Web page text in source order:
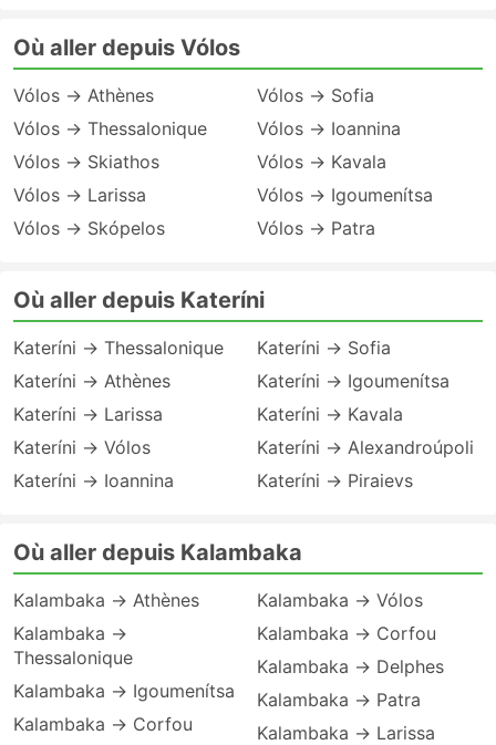
Où aller depuis Vólos
Vólos → Athènes
Vólos → Thessalonique
Vólos → Skiathos
Vólos → Larissa
Vólos → Skópelos
Vólos → Sofia
Vólos → Ioannina
Vólos → Kavala
Vólos → Igoumenítsa
Vólos → Patra
Où aller depuis Kateríni
Kateríni → Thessalonique
Kateríni → Athènes
Kateríni → Larissa
Kateríni → Vólos
Kateríni → Ioannina
Kateríni → Sofia
Kateríni → Igoumenítsa
Kateríni → Kavala
Kateríni → Alexandroúpoli
Kateríni → Piraievs
Où aller depuis Kalambaka
Kalambaka → Athènes
Kalambaka →
Thessalonique
Kalambaka → Igoumenítsa
Kalambaka → Corfou
Kalambaka → Vólos
Kalambaka → Corfou
Kalambaka → Delphes
Kalambaka → Patra
Kalambaka → Larissa